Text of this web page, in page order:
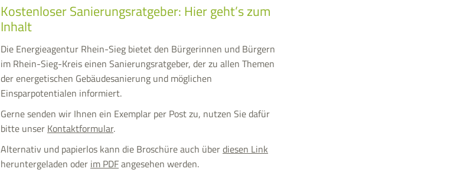
Kostenloser Sanierungsratgeber: Hier geht’s zum
Inhalt
Die Energieagentur Rhein-Sieg bietet den Bürgerinnen und Bürgern
im Rhein-Sieg-Kreis einen Sanierungsratgeber, der zu allen Themen
der energetischen Gebäudesanierung und möglichen
Einsparpotentialen informiert.
Gerne senden wir Ihnen ein Exemplar per Post zu, nutzen Sie dafür
bitte unser Kontaktformular.
Alternativ und papierlos kann die Broschüre auch überdiesen Link
heruntergeladen oder im PDFangesehen werden.